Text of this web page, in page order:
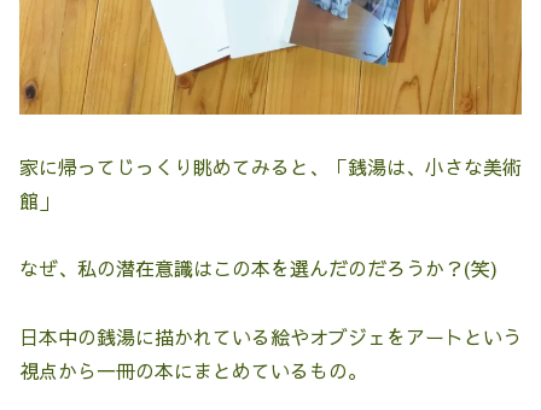
家に帰ってじっくり眺めてみると、「銭湯は、小さな美術
館」
なぜ、私の潜在意識はこの本を選んだのだろうか？(笑)
日本中の銭湯に描かれている絵やオブジェをアートという
視点から一冊の本にまとめているもの。